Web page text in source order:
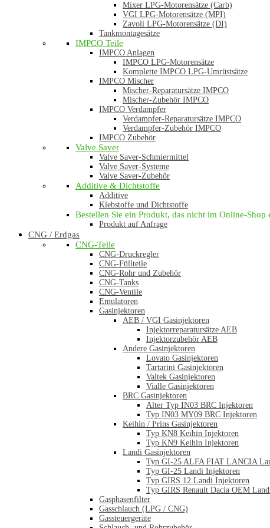
Mixer LPG-Motorensätze (Carb)
VGI LPG-Motorensätze (MPI)
Zavoli LPG-Motorensätze (DI)
Tankmontagesätze
IMPCO Teile
IMPCO Anlagen
IMPCO LPG-Motorensätze
Komplette IMPCO LPG-Umrüstsätze
IMPCO Mischer
Mischer-Reparatursätze IMPCO
Mischer-Zubehör IMPCO
IMPCO Verdampfer
Verdampfer-Reparatursätze IMPCO
Verdampfer-Zubehör IMPCO
IMPCO Zubehör
Valve Saver
Valve Saver-Schmiermittel
Valve Saver-Systeme
Valve Saver-Zubehör
Additive & Dichtstoffe
Additive
Klebstoffe und Dichtstoffe
Bestellen Sie ein Produkt, das nicht im Online-Shop
Produkt auf Anfrage
CNG / Erdgas
CNG-Teile
CNG-Druckregler
CNG-Füllteile
CNG-Rohr und Zubehör
CNG-Tanks
CNG-Ventile
Emulatoren
Gasinjektoren
AEB / VGI Gasinjektoren
Injektorreparatursätze AEB
Injektorzubehör AEB
Andere Gasinjektoren
Lovato Gasinjektoren
Tartarini Gasinjektoren
Valtek Gasinjektoren
Vialle Gasinjektoren
BRC Gasinjektoren
Alter Typ IN03 BRC Injektoren
Typ IN03 MY09 BRC Injektoren
Keihin / Prins Gasinjektoren
Typ KN8 Keihin Injektoren
Typ KN9 Keihin Injektoren
Landi Gasinjektoren
Typ GI-25 ALFA FIAT LANCIA
Typ GI-25 Landi Injektoren
Typ GIRS 12 Landi Injektoren
Typ GIRS Renault Dacia OEM
Gasphasenfilter
Gasschlauch (LPG / CNG)
Gassteuergeräte